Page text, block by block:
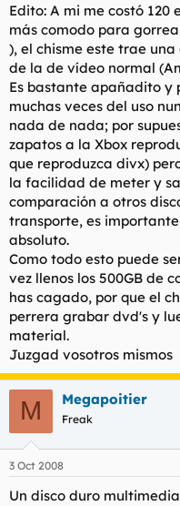
Edito: A mi me costó 120
más comodo para
), el chisme este trae
de la de vídeo normal
Es bastante apañadito y
muchas veces del uso
nada de nada; por
zapatos a la Xbox
que reproduzca divx)
la facilidad de meter y
comparación a otros
transporte, es
absoluto.
Como todo esto puede
vez llenos los 500GB de
has cagado, por que el
perrera grabar dvd's y
material.
Juzgad vosotros mismos
M Megapoitier
Freak
3 Oct 2008
Un disco duro